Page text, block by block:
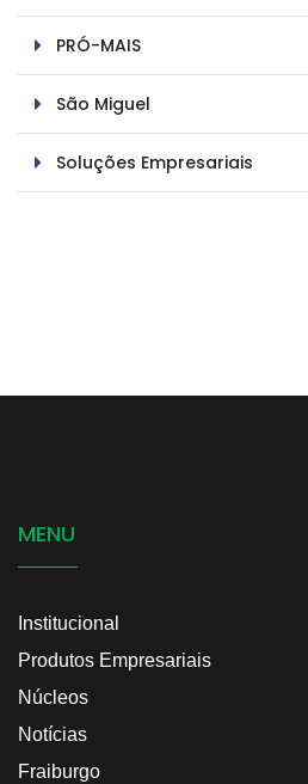
PRÓ-MAIS
São Miguel
Soluções Empresariais
MENU
Institucional
Produtos Empresariais
Núcleos
Notícias
Fraiburgo